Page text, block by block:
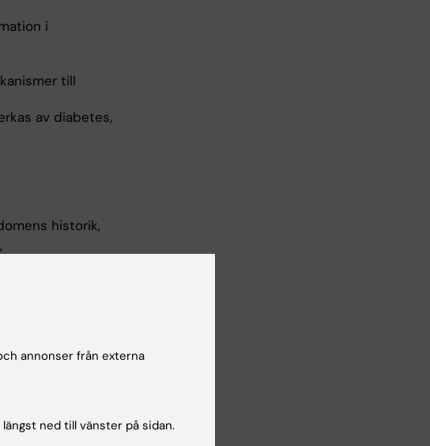
i
till
av diabetes,
historik,
och
och nya
och
och
och
av diabetes.
annonser från externa
ned till vänster på sidan.